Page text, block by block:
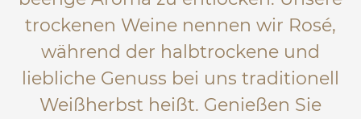
trockenen Weine nennen wir Rosé,
während der halbtrockene und
liebliche Genuss bei uns traditionell
Weißherbst heißt. Genießen Sie